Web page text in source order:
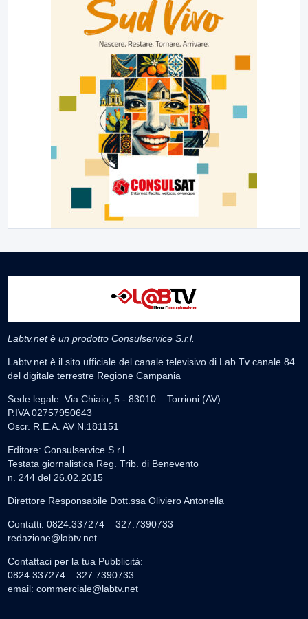
Labtv.net è un prodotto Consulservice S.r.l.
Labtv.net è il sito ufficiale del canale televisivo di Lab Tv canale 84
del digitale terrestre Regione Campania
Sede legale: Via Chiaio, 5 - 83010 – Torrioni (AV)
P.IVA 02757950643
Oscr. R.E.A. AV N.181151
Editore: Consulservice S.r.l.
Testata giornalistica Reg. Trib. di Benevento
n. 244 del 26.02.2015
Direttore Responsabile Dott.ssa Oliviero Antonella
Contatti: 0824.337274 – 327.7390733
redazione@labtv.net
Contattaci per la tua Pubblicità:
0824.337274 – 327.7390733
email: commerciale@labtv.net